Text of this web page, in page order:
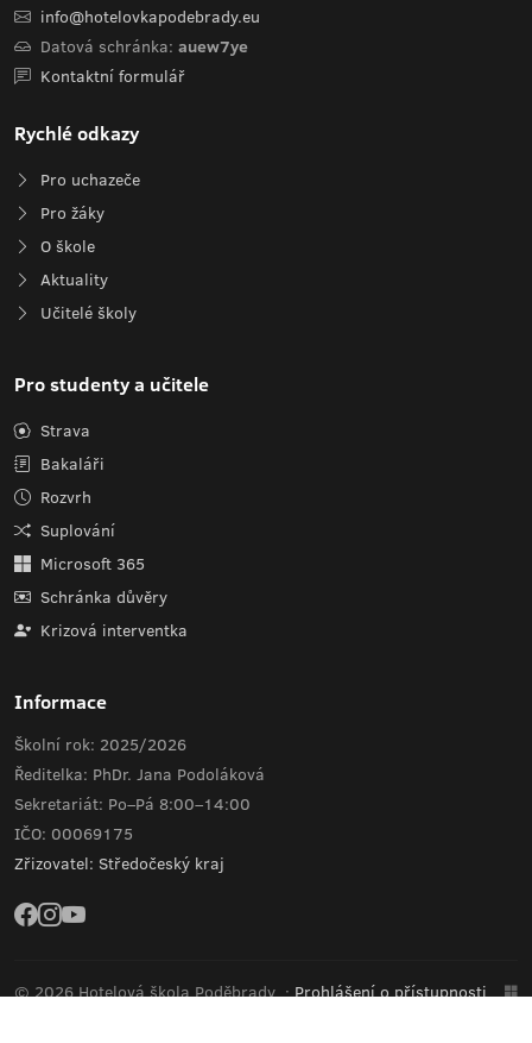
info@hotelovkapodebrady.eu
Datová schránka: auew7ye
Kontaktní formulář
Rychlé odkazy
Pro uchazeče
Pro žáky
O škole
Aktuality
Učitelé školy
Pro studenty a učitele
Strava
Bakaláři
Rozvrh
Suplování
Microsoft 365
Schránka důvěry
Krizová interventka
Informace
Školní rok: 2025/2026
Ředitelka: PhDr. Jana Podoláková
Sekretariát: Po–Pá 8:00–14:00
IČO: 00069175
Zřizovatel: Středočeský kraj
© 2026 Hotelová škola Poděbrady·Prohlášení o přístupnosti